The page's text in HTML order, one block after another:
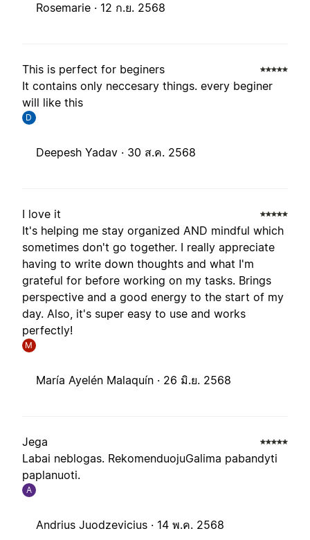
Rosemarie · 12 ก.ย. 2568
This is perfect for beginers
It contains only neccesary things. every beginer
will like this
D
Deepesh Yadav · 30 ส.ค. 2568
I love it
It's helping me stay organized AND mindful which
sometimes don't go together. I really appreciate
having to write down thoughts and what I'm
grateful for before working on my tasks. Brings
perspective and a good energy to the start of my
day. Also, it's super easy to use and works
perfectly!
M
María Ayelén Malaquín · 26 มิ.ย. 2568
Jega
Labai neblogas. RekomenduojuGalima pabandyti
paplanuoti.
A
Andrius Juodzevicius · 14 พ.ค. 2568